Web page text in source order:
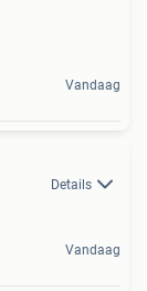
Vandaag
Details
Vandaag